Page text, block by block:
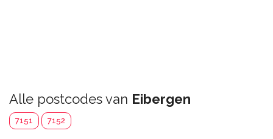
Alle postcodes van Eibergen
7151 7152